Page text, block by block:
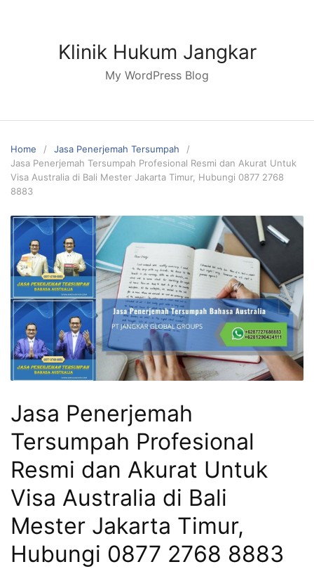
Klinik Hukum Jangkar
My WordPress Blog
Home
Jasa Penerjemah Tersumpah
Jasa Penerjemah Tersumpah Profesional Resmi dan Akurat Untuk
Visa Australia di Bali Mester Jakarta Timur, Hubungi 0877 2768
8883
Jasa Penerjemah
Tersumpah Profesional
Resmi dan Akurat Untuk
Visa Australia di Bali
Mester Jakarta Timur,
Hubungi 0877 2768 8883